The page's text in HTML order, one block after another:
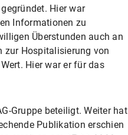
Hier war
Informationen zu
Überstunden auch an
zur Hospitalisierung von
Hier war er für das
Gruppe beteiligt. Weiter hat
Publikation erschien